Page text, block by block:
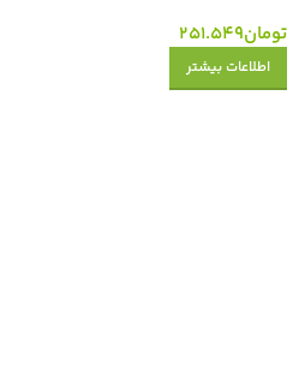
تومان251.549
اطلاعات بیشتر